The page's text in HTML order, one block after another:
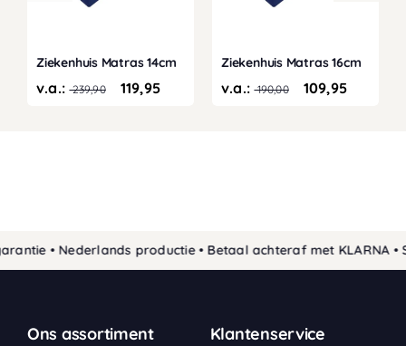
Ziekenhuis Matras 14cm
v.a.:239,90 119,95
Ziekenhuis Matras 16cm
v.a.:190,00 109,95
• Nederlands productie • Betaal achteraf met KLARNA •
Ons assortiment Klantenservice